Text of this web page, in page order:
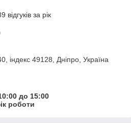
за рік
індекс 49128, Дніпро, Україна
до 15:00
роботи